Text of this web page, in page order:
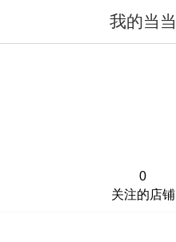
我的当当
0
关注的店铺